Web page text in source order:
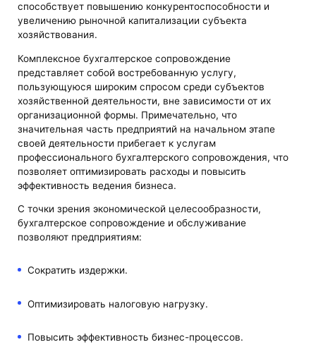
способствует повышению конкурентоспособности и
увеличению рыночной капитализации субъекта
хозяйствования.
Комплексное бухгалтерское сопровождение
представляет собой востребованную услугу,
пользующуюся широким спросом среди субъектов
хозяйственной деятельности, вне зависимости от их
организационной формы. Примечательно, что
значительная часть предприятий на начальном этапе
своей деятельности прибегает к услугам
профессионального бухгалтерского сопровождения, что
позволяет оптимизировать расходы и повысить
эффективность ведения бизнеса.
С точки зрения экономической целесообразности,
бухгалтерское сопровождение и обслуживание
позволяют предприятиям:
Сократить издержки.
Оптимизировать налоговую нагрузку.
Повысить эффективность бизнес-процессов.